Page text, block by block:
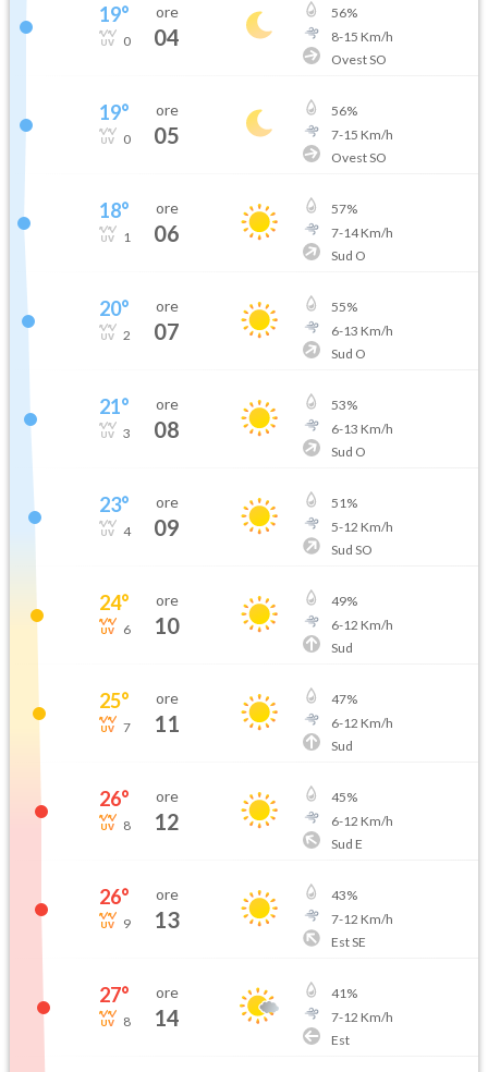
19°
0
ore
04
56%
8-15 Km/h
Ovest SO
19°
0
ore
05
56%
7-15 Km/h
Ovest SO
18°
1
ore
06
57%
7-14Km/h
Sud O
20°
2
ore
07
55%
6-13 Km/h
Sud O
21°
3
ore
08
53%
6-13 Km/h
Sud O
23°
4
ore
09
51%
5-12 Km/h
Sud SO
24°
6
ore
10
49%
6-12 Km/h
Sud
25°
7
ore
11
47%
6-12 Km/h
Sud
26°
8
ore
12
45%
6-12 Km/h
Sud E
26°
9
ore
13
43%
7-12 Km/h
Est SE
27°
8
ore
14
41%
7-12 Km/h
Est